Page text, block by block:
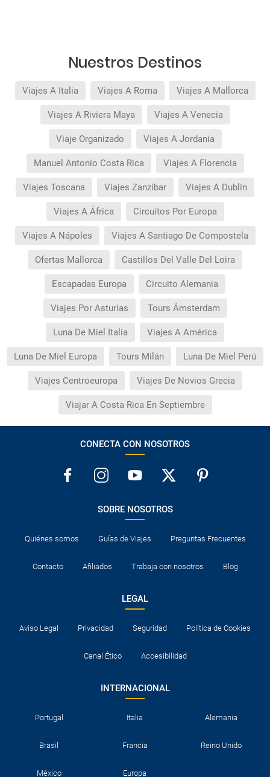
Nuestros Destinos
Viajes A Italia Viajes A Roma Viajes A Mallorca
Viajes A Riviera Maya Viajes A Venecia
Viaje Organizado Viajes A Jordania
Manuel Antonio Costa Rica Viajes A Florencia
Viajes Toscana Viajes Zanzíbar Viajes A Dublín
Viajes A África Circuitos Por Europa
Viajes A Nápoles Viajes A Santiago De Compostela
Ofertas Mallorca Castillos Del Valle Del Loira
Escapadas Europa Circuito Alemania
Viajes Por Asturias Tours Ámsterdam
Luna De Miel Italia Viajes A América
Luna De Miel Europa Tours Milán Luna De Miel Perú
Viajes Centroeuropa Viajes De Novios Grecia
Viajar A Costa Rica En Septiembre
CONECTA CON NOSOTROS
SOBRE NOSOTROS
Quiénes somos Guías de Viajes Preguntas Frecuentes
Contacto Afiliados Trabaja con nosotros Blog
LEGAL
Aviso Legal Privacidad Seguridad Política de Cookies
Canal Ético Accesibilidad
INTERNACIONAL
Portugal Italia Alemania
Brasil Francia Reino Unido
México Europa